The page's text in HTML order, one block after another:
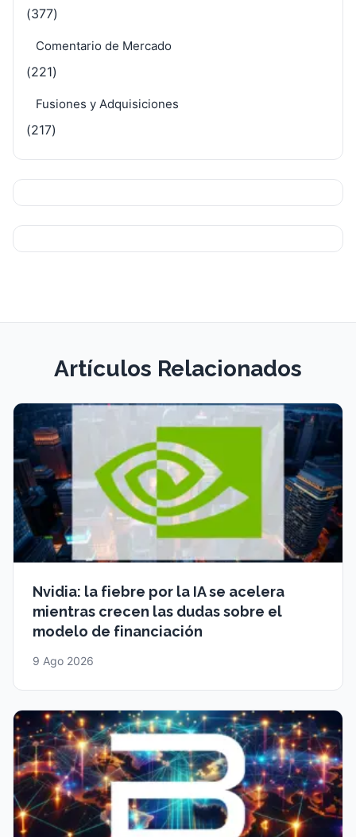
(377)
Comentario de Mercado
(221)
Fusiones y Adquisiciones
(217)
Artículos Relacionados
Nvidia: la fiebre por la IA se acelera
mientras crecen las dudas sobre el
modelo de financiación
9 Ago 2026